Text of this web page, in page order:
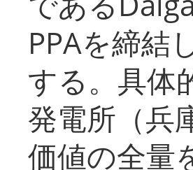
PPAを締結
する。具体
発電所（兵
価値の全量